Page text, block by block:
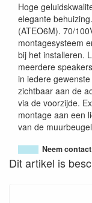
Hoge
elegante
(ATEO6M). 70/
montagesysteem
bij het installeren.
meerdere
in iedere
zichtbaar aan de
via de voorzijde.
montage aan een
van de
Neem
Dit artikel is